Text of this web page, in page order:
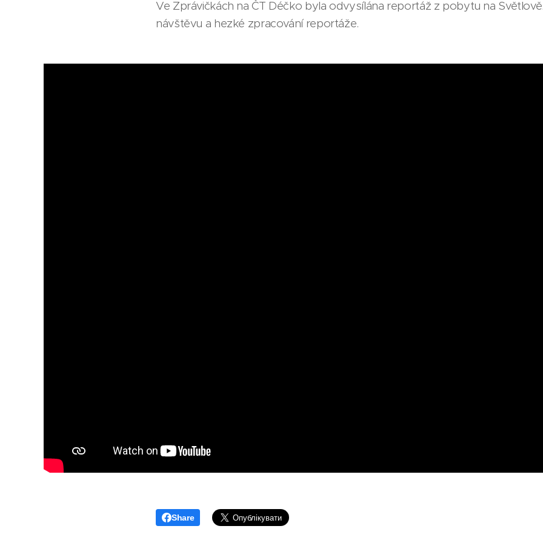
Ve Zprávičkách na ČT Déčko byla odvysílána reportáž z pobytu na
návštěvu a hezké zpracování reportáže.
Share